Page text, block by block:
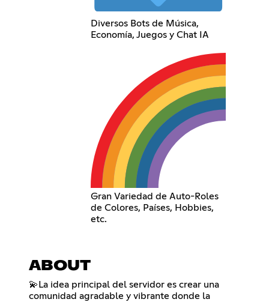
Diversos Bots de Música,
Economía, Juegos y Chat IA
Gran Variedad de Auto-Roles
de Colores, Países, Hobbies,
etc.
ABOUT
💫La idea principal del servidor es crear una
comunidad agradable y vibrante donde la